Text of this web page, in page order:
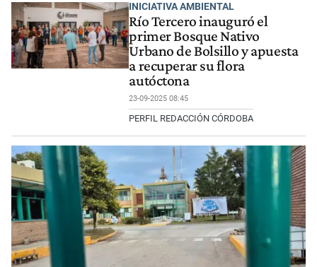
INICIATIVA AMBIENTAL
Río Tercero inauguró el
primer Bosque Nativo
Urbano de Bolsillo y apuesta
a recuperar su flora
autóctona
23-09-2025 08:45
PERFIL REDACCIÓN CÓRDOBA